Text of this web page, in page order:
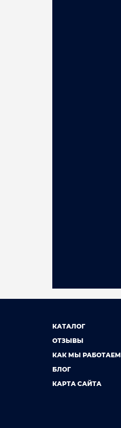
КАТАЛОГ
ОТЗЫВЫ
КАК МЫ РАБОТАЕМ
БЛОГ
КАРТА САЙТА